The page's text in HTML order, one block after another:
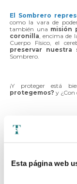
Esta página web
El Sombrero
como la vara de
también una misión
coronilla, encima de
Cuerpo Físico, el
preservar nuestra
Sombrero.
¡Y proteger está
protegemos? y ¿Con
👉🏼 Las personas
por el Pasado
inconscientemente
antepasados en su
con las alturas),
separe bien del